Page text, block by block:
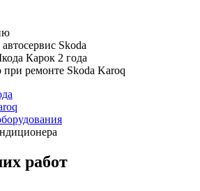
Skoda
Карок 2 года
при ремонте Skoda Karoq
работ